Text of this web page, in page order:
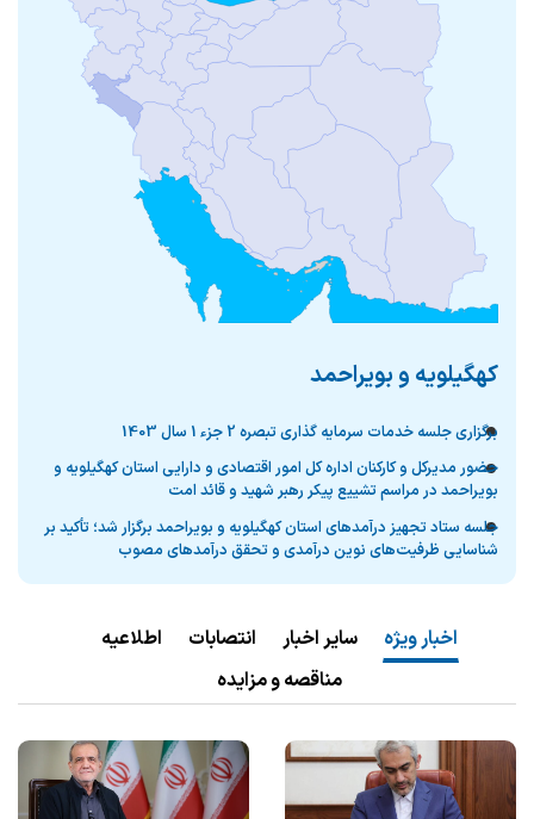
كهگيلويه و بويراحمد
برگزاری جلسه خدمات سرمایه گذاری تبصره 2 جزء 1 سال 1403
حضور مدیرکل و کارکنان اداره کل امور اقتصادی و دارایی استان کهگیلویه و
بویراحمد در مراسم تشییع پیکر رهبر شهید و قائد امت
جلسه ستاد تجهیز درآمدهای استان کهگیلویه و بویراحمد برگزار شد؛ تأکید بر
شناسایی ظرفیت‌های نوین درآمدی و تحقق درآمدهای مصوب
اخبار ویژه سایر اخبار انتصابات
اطلاعیه
مناقصه و مزایده